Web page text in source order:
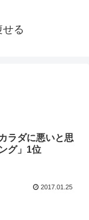
る
ラダに悪いと思
グ」1位
2017.01.25